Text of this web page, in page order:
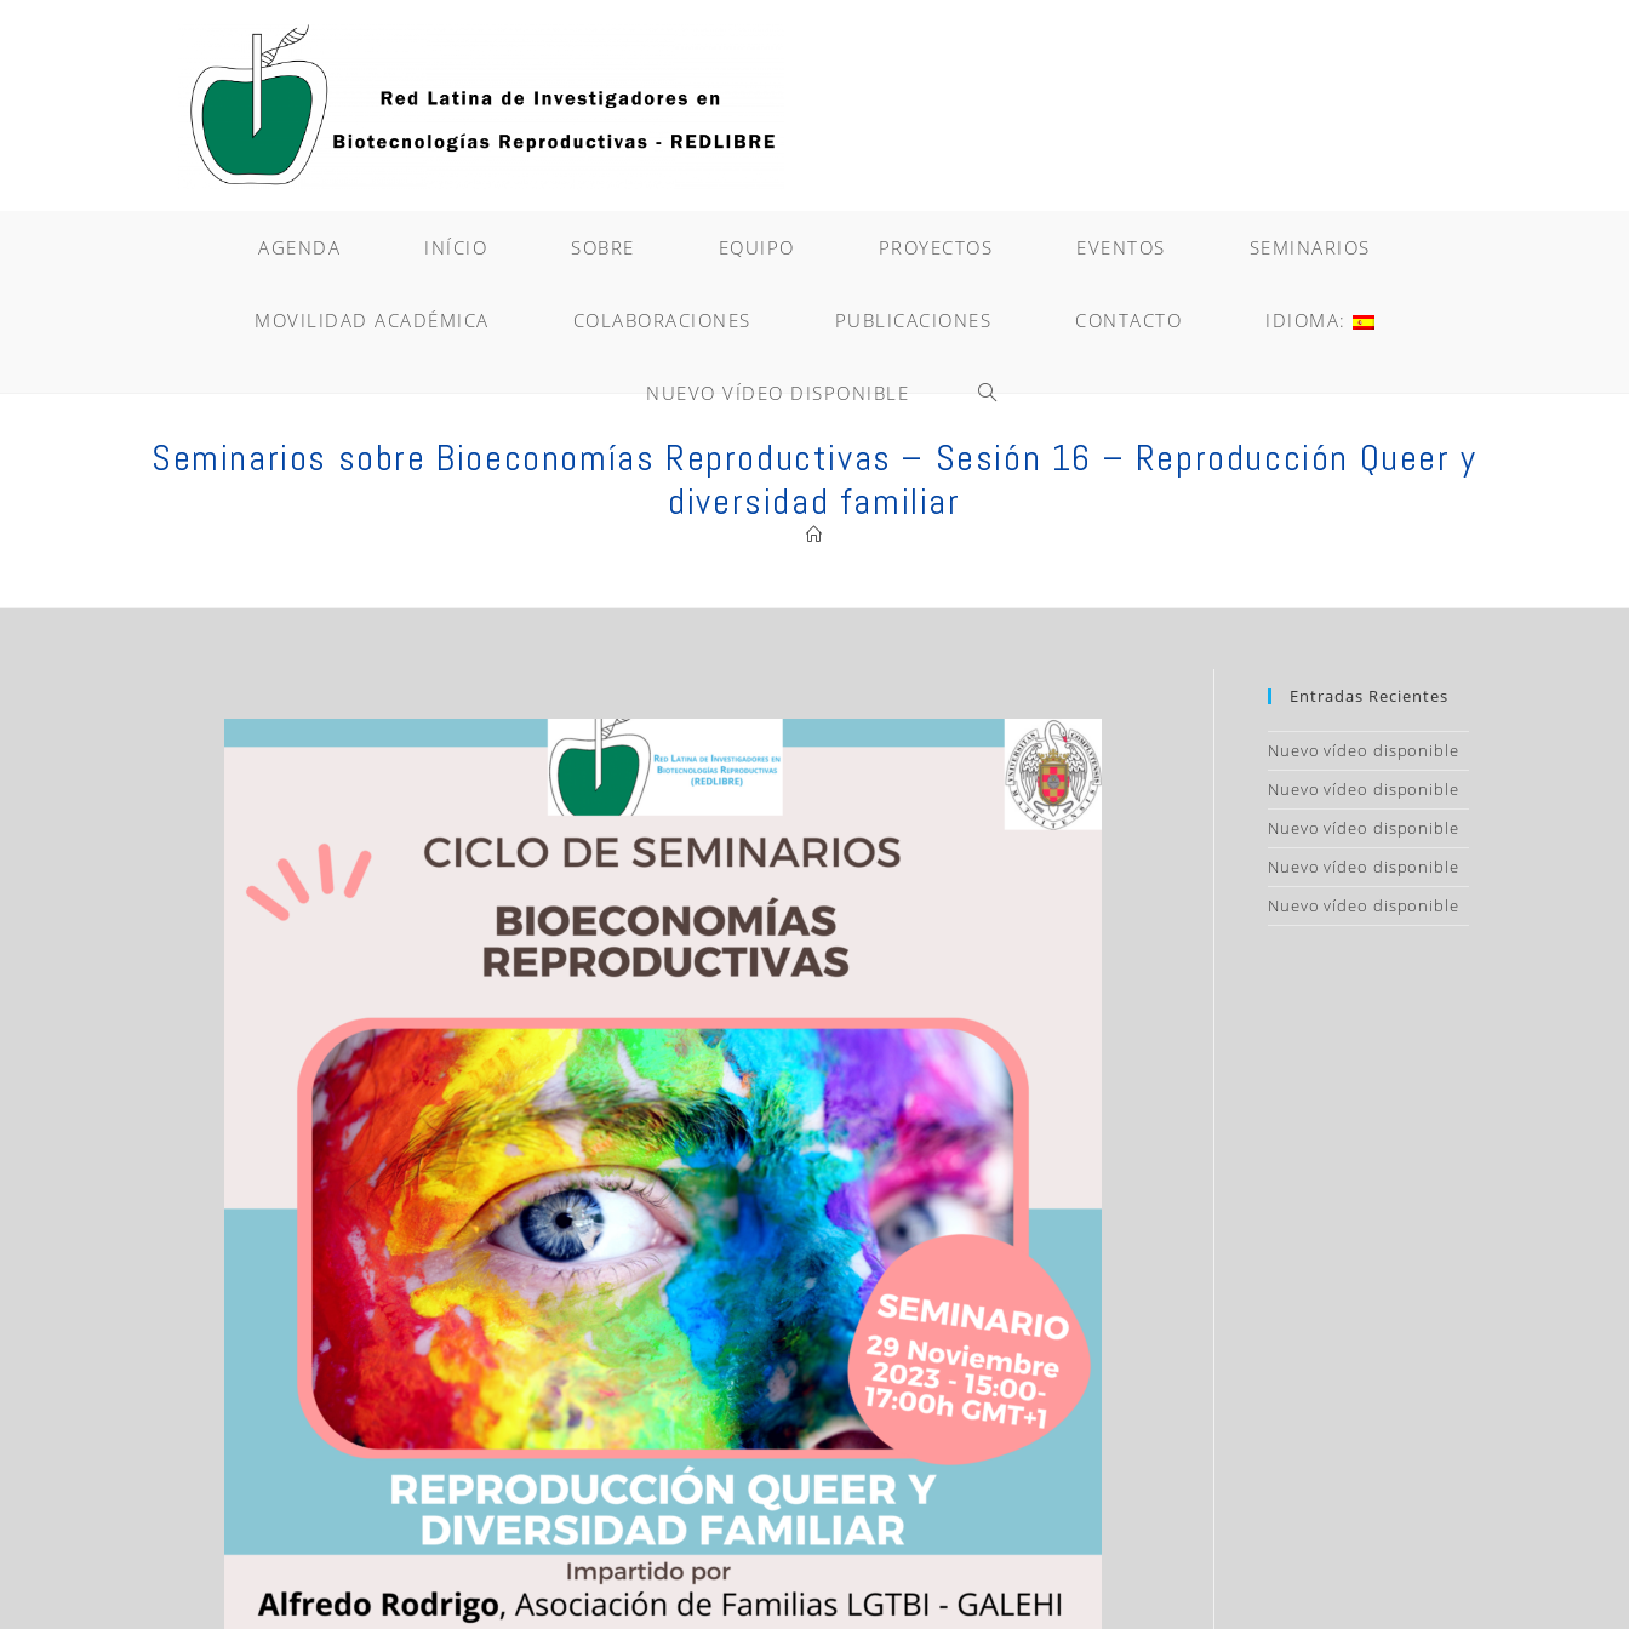
AGENDA INÍCIO SOBRE EQUIPO PROYECTOS EVENTOS SEMINARIOS
MOVILIDAD ACADÉMICA COLABORACIONES PUBLICACIONES CONTACTO IDIOMA:
NUEVO VÍDEO DISPONIBLE ALTERNAR
BÚSQUEDA
LA
Seminarios sobre Bioeconomías Reproductivas – Sesión 16 – Reproducción Queer y
diversidad familiar
Entradas Recientes
Nuevo vídeo disponible
Nuevo vídeo disponible
Nuevo vídeo disponible
Nuevo vídeo disponible
Nuevo vídeo disponible